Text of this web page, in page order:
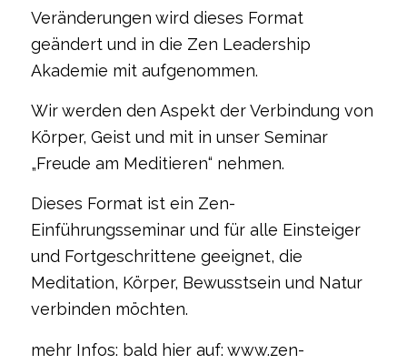
Veränderungen wird dieses Format
geändert und in die Zen Leadership
Akademie mit aufgenommen.
Wir werden den Aspekt der Verbindung von
Körper, Geist und mit in unser Seminar
„Freude am Meditieren“ nehmen.
Dieses Format ist ein Zen-
Einführungsseminar und für alle Einsteiger
und Fortgeschrittene geeignet, die
Meditation, Körper, Bewusstsein und Natur
verbinden möchten.
mehr Infos: bald hier auf: www.zen-